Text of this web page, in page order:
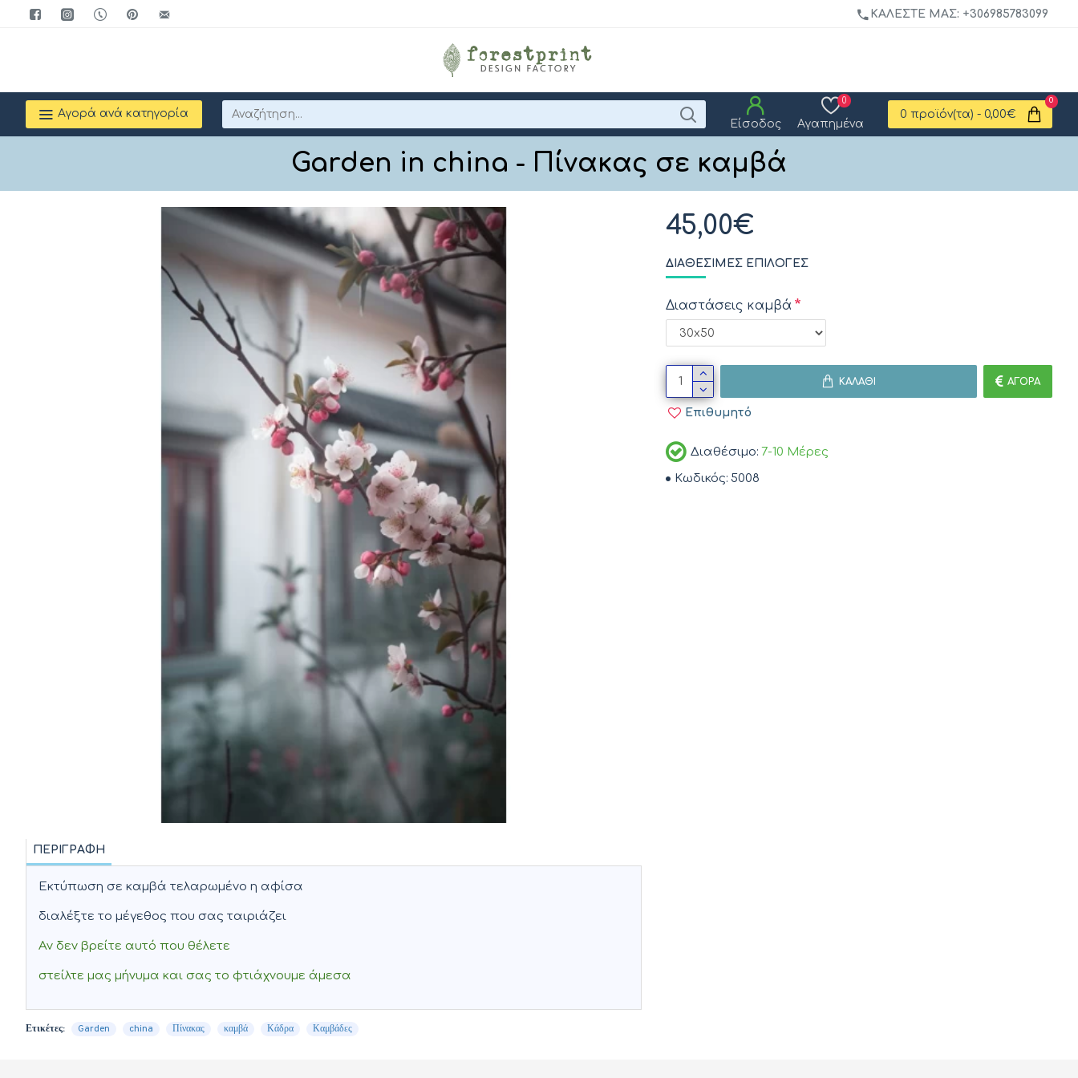
ΚΑΛΈΣΤΕ ΜΑΣ: +306985783099
Αγορά ανά κατηγορία
Είσοδος
Αγαπημένα
0
0 προϊόν(τα) - 0,00€
0
Garden in china - Πίνακας σε καμβά
ΠΕΡΙΓΡΑΦΉ
Εκτύπωση σε καμβά τελαρωμένο η αφίσα
διαλέξτε το μέγεθος που σας ταιριάζει
Αν δεν βρείτε αυτό που θέλετε
στείλτε μας μήνυμα και σας το φτιάχνουμε άμεσα
Διαθέσιμο: 7-10 Μέρες
Κωδικός: 5008
45,00€
ΔΙΑΘΈΣΙΜΕΣ ΕΠΙΛΟΓΈΣ
Διαστάσεις καμβά
ΚΑΛΆΘΙ ΑΓΟΡΆ
Επιθυμητό
Ετικέτες: Garden china Πίνακας καμβά Κάδρα Καμβάδες